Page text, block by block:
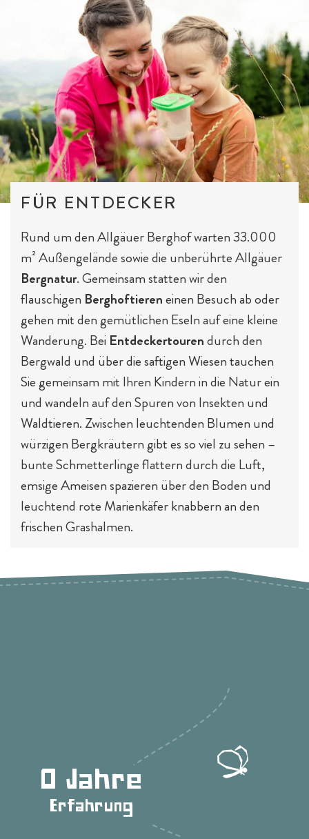
FÜR ENTDECKER
Rund um den Allgäuer Berghof warten 33.000
m² Außengelände sowie die unberührte Allgäuer
Bergnatur. Gemeinsam statten wir den
flauschigen Berghoftiereneinen Besuch ab oder
gehen mit den gemütlichen Eseln auf eine kleine
Wanderung. Bei Entdeckertourendurch den
Bergwald und über die saftigen Wiesen tauchen
Sie gemeinsam mit Ihren Kindern in die Natur ein
und wandeln auf den Spuren von Insekten und
Waldtieren. Zwischen leuchtenden Blumen und
würzigen Bergkräutern gibt es so viel zu sehen –
bunte Schmetterlinge flattern durch die Luft,
emsige Ameisen spazieren über den Boden und
leuchtend rote Marienkäfer knabbern an den
frischen Grashalmen.
0
Erfahrung